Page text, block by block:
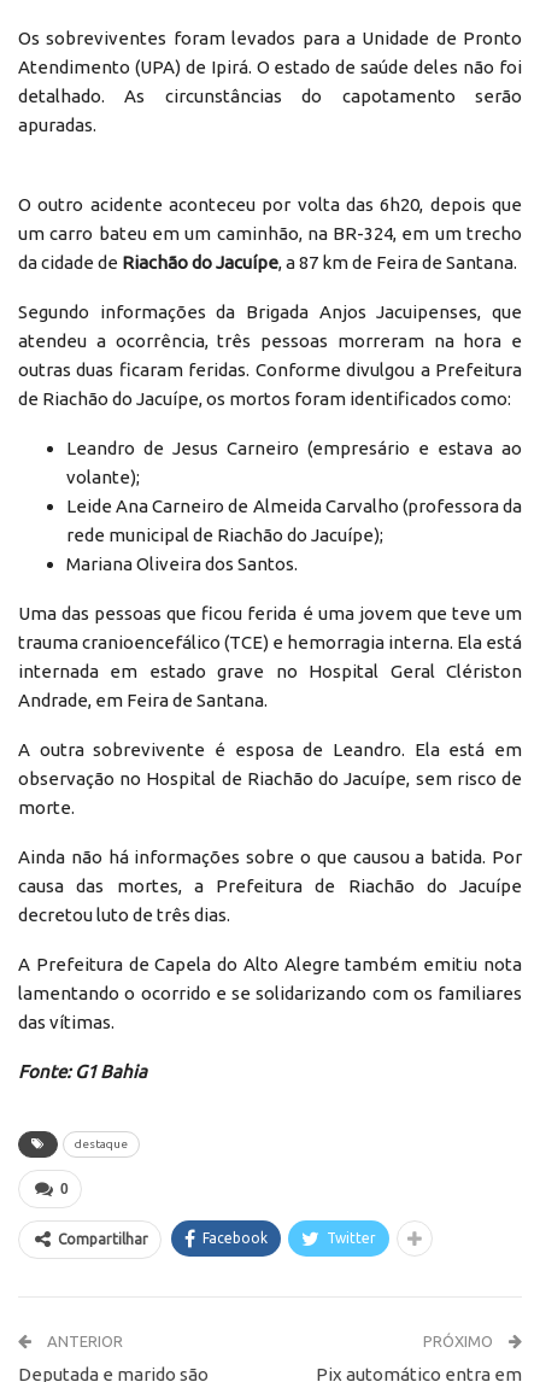
Os sobreviventes foram levados para a Unidade de Pronto
Atendimento (UPA) de Ipirá. O estado de saúde deles não foi
detalhado. As circunstâncias do capotamento serão
apuradas.
O outro acidente aconteceu por volta das 6h20, depois que
um carro bateu em um caminhão, na BR-324, em um trecho
da cidade de Riachão do Jacuípe, a 87 km de Feira de Santana.
Segundo informações da Brigada Anjos Jacuipenses, que
atendeu a ocorrência, três pessoas morreram na hora e
outras duas ficaram feridas. Conforme divulgou a Prefeitura
de Riachão do Jacuípe, os mortos foram identificados como:
Leandro de Jesus Carneiro (empresário e estava ao
volante);
Leide Ana Carneiro de Almeida Carvalho (professora da
rede municipal de Riachão do Jacuípe);
Mariana Oliveira dos Santos.
Uma das pessoas que ficou ferida é uma jovem que teve um
trauma cranioencefálico (TCE) e hemorragia interna. Ela está
internada em estado grave no Hospital Geral Clériston
Andrade, em Feira de Santana.
A outra sobrevivente é esposa de Leandro. Ela está em
observação no Hospital de Riachão do Jacuípe, sem risco de
morte.
Ainda não há informações sobre o que causou a batida. Por
causa das mortes, a Prefeitura de Riachão do Jacuípe
decretou luto de três dias.
A Prefeitura de Capela do Alto Alegre também emitiu nota
lamentando o ocorrido e se solidarizando com os familiares
das vítimas.
Fonte: G1 Bahia
destaque
0
Compartilhar Facebook Twitter
ANTERIOR
Deputada e marido são
PRÓXIMO
Pix automático entra em